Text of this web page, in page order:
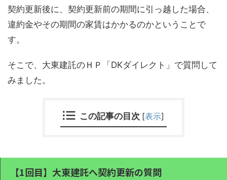
契約更新後に、契約更新前の期間に引っ越した場合、
違約金やその期間の家賃はかかるのかということで
す。
そこで、大東建託のＨＰ「DKダイレクト」で質問して
みました。
この記事の目次 [表示]
【1回目】大東建託へ契約更新の質問